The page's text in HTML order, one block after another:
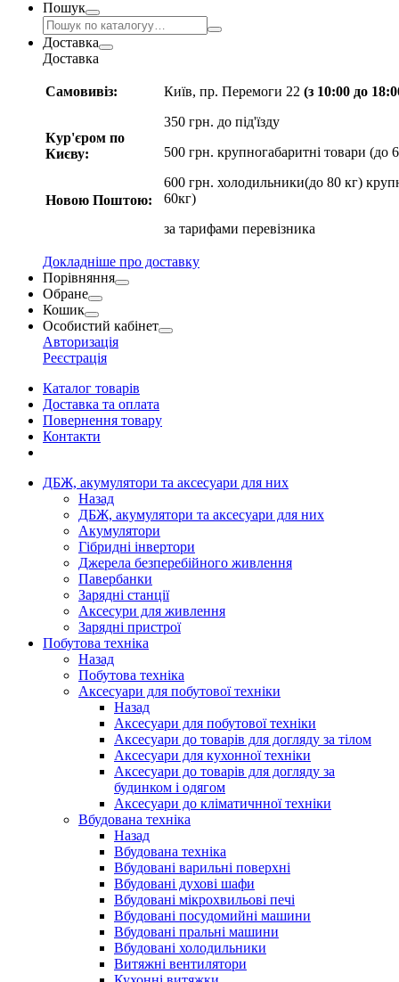
Пошук
Доставка
Доставка
Самовивіз:
Кур'єром по
Києву:
Новою Поштою:
Київ, пр. Перемоги 22 (з 10:00 до
350 грн. до під'їзду
500 грн. крупногабаритні товари (до
600 грн. холодильники(до 80 кг)
60кг)
за тарифами перевізника
Докладніше про доставку
Порівняння
Обране
Кошик
Особистий кабінет
Авторизація
Реєстрація
Каталог товарів
Доставка та оплата
Повернення товару
Контакти
ДБЖ, акумулятори та аксесуари для них
Назад
ДБЖ, акумулятори та аксесуари для них
Акумулятори
Гібридні інвертори
Джерела безперебійного живлення
Павербанки
Зарядні станції
Аксесури для живлення
Зарядні пристрої
Побутова техніка
Назад
Побутова техніка
Аксесуари для побутової техніки
Назад
Аксесуари для побутової техніки
Аксесуари до товарів для догляду за тілом
Аксесуари для кухонної техніки
Аксесуари до товарів для догляду за
будинком і одягом
Аксесуари до кліматичнної техніки
Вбудована техніка
Назад
Вбудована техніка
Вбудовані варильні поверхні
Вбудовані духові шафи
Вбудовані мікрохвильові печі
Вбудовані посудомийні машини
Вбудовані пральні машини
Вбудовані холодильники
Витяжні вентилятори